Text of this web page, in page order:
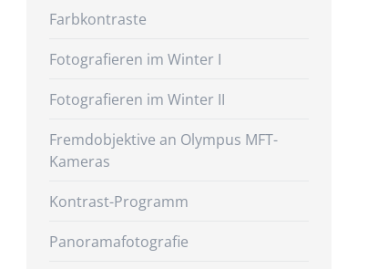
Farbkontraste
Fotografieren im Winter I
Fotografieren im Winter II
Fremdobjektive an Olympus MFT-
Kameras
Kontrast-Programm
Panoramafotografie